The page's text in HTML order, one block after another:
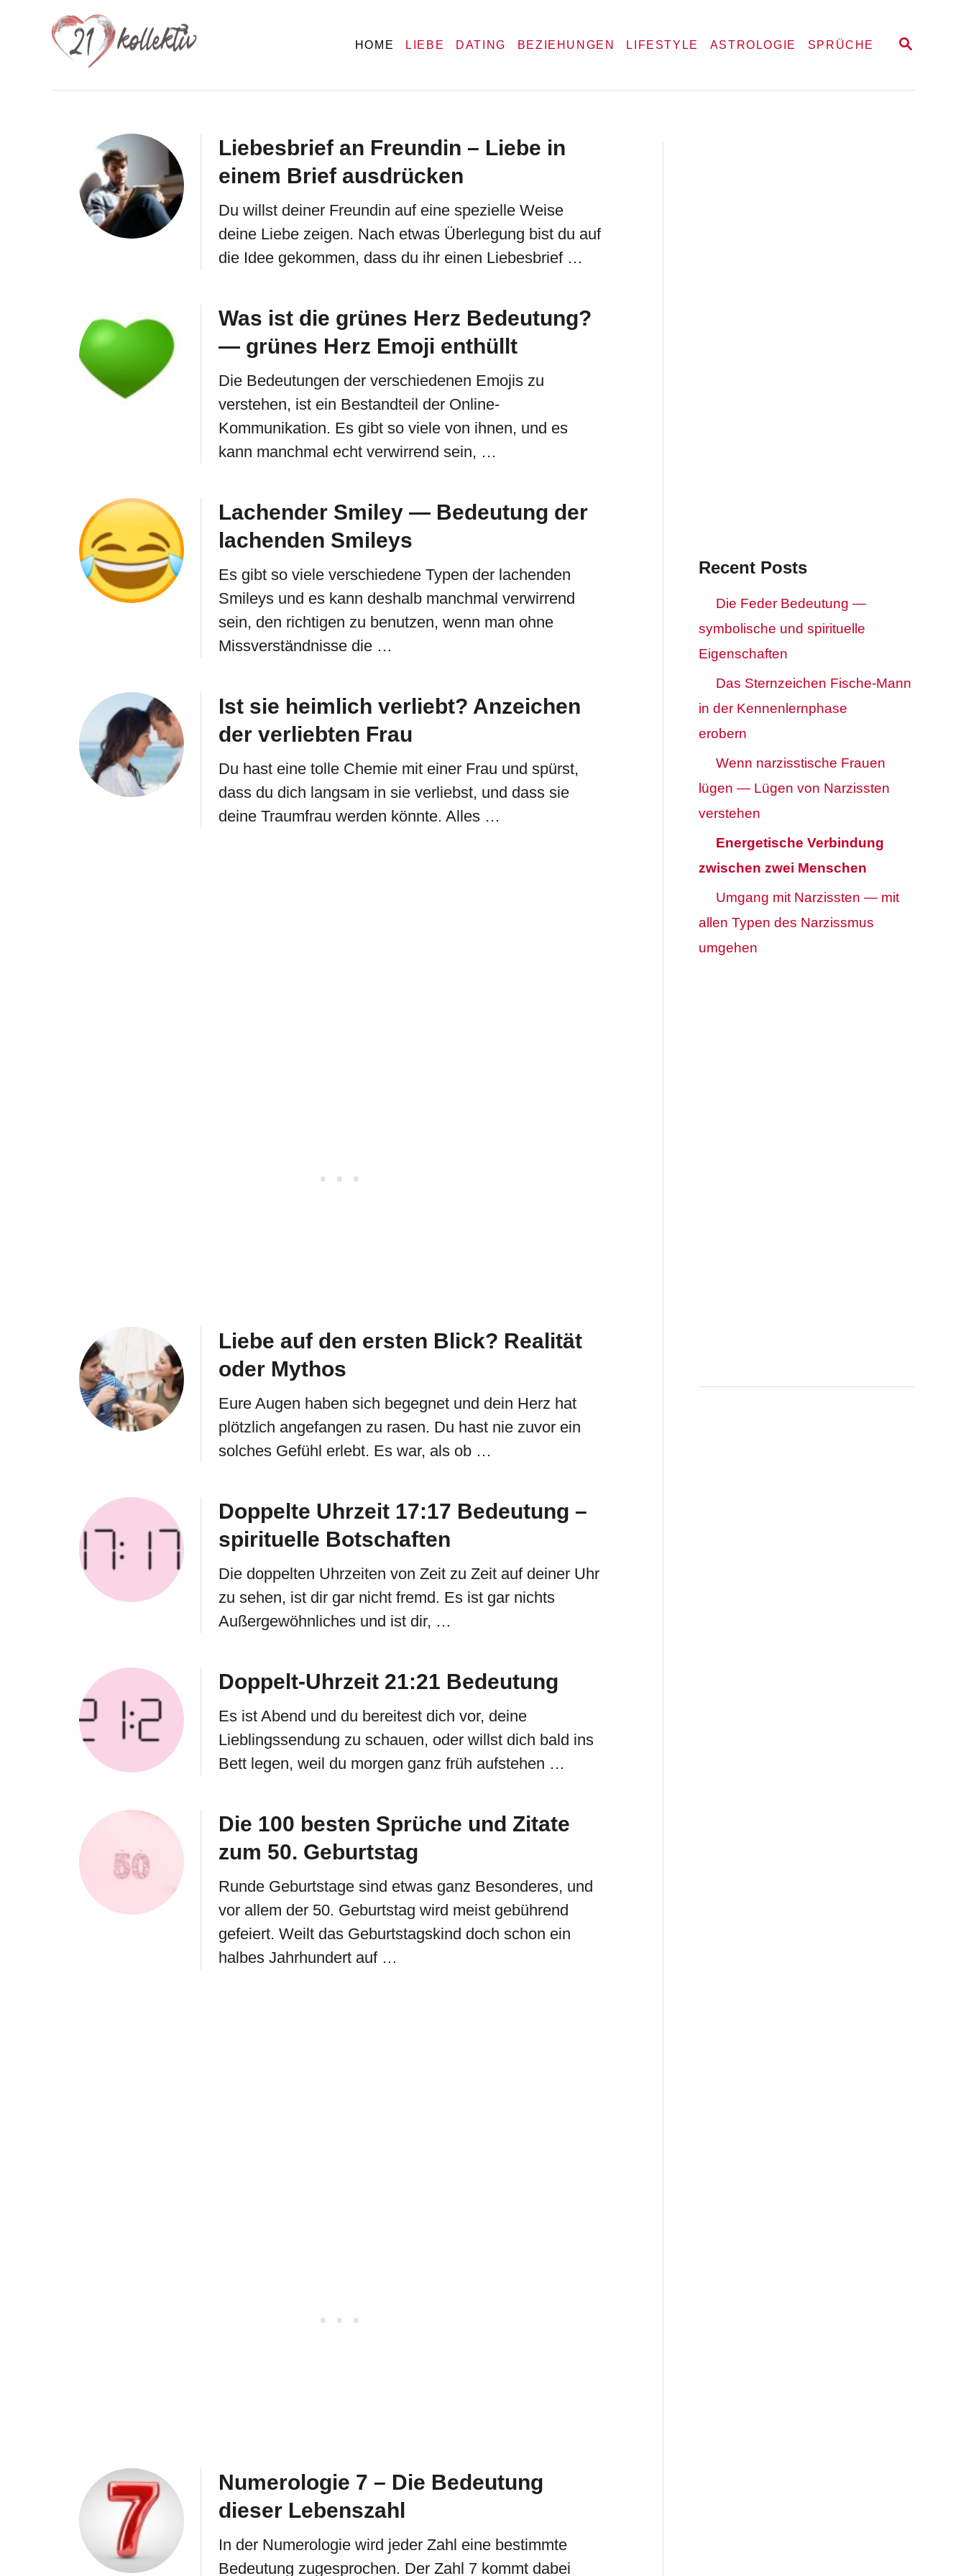
S
R
HOME LIEBE DATING BEZIEHUNGEN LIFESTYLE ASTROLOGIE SPRÜCHE
Liebesbrief an Freundin – Liebe in
einem Brief ausdrücken
Du willst deiner Freundin auf eine spezielle Weise
deine Liebe zeigen. Nach etwas Überlegung bist du auf
die Idee gekommen, dass du ihr einen Liebesbrief …
Was ist die grünes Herz Bedeutung?
— grünes Herz Emoji enthüllt
Die Bedeutungen der verschiedenen Emojis zu
verstehen, ist ein Bestandteil der Online-
Kommunikation. Es gibt so viele von ihnen, und es
kann manchmal echt verwirrend sein, …
Lachender Smiley — Bedeutung der
lachenden Smileys
Es gibt so viele verschiedene Typen der lachenden
Smileys und es kann deshalb manchmal verwirrend
sein, den richtigen zu benutzen, wenn man ohne
Missverständnisse die …
Ist sie heimlich verliebt? Anzeichen
der verliebten Frau
Du hast eine tolle Chemie mit einer Frau und spürst,
dass du dich langsam in sie verliebst, und dass sie
deine Traumfrau werden könnte. Alles …
Liebe auf den ersten Blick? Realität
oder Mythos
Eure Augen haben sich begegnet und dein Herz hat
plötzlich angefangen zu rasen. Du hast nie zuvor ein
solches Gefühl erlebt. Es war, als ob …
Doppelte Uhrzeit 17:17 Bedeutung –
spirituelle Botschaften
Die doppelten Uhrzeiten von Zeit zu Zeit auf deiner Uhr
zu sehen, ist dir gar nicht fremd. Es ist gar nichts
Außergewöhnliches und ist dir, …
Doppelt-Uhrzeit 21:21 Bedeutung
Es ist Abend und du bereitest dich vor, deine
Lieblingssendung zu schauen, oder willst dich bald ins
Bett legen, weil du morgen ganz früh aufstehen …
Die 100 besten Sprüche und Zitate
zum 50. Geburtstag
Runde Geburtstage sind etwas ganz Besonderes, und
vor allem der 50. Geburtstag wird meist gebührend
gefeiert. Weilt das Geburtstagskind doch schon ein
halbes Jahrhundert auf …
Numerologie 7 – Die Bedeutung
dieser Lebenszahl
In der Numerologie wird jeder Zahl eine bestimmte
Bedeutung zugesprochen. Der Zahl 7 kommt dabei
Recent Posts
Die Feder Bedeutung —
symbolische und spirituelle
Eigenschaften
Das Sternzeichen Fische-Mann
in der Kennenlernphase
erobern
Wenn narzisstische Frauen
lügen — Lügen von Narzissten
verstehen
Energetische Verbindung
zwischen zwei Menschen
Umgang mit Narzissten — mit
allen Typen des Narzissmus
umgehen